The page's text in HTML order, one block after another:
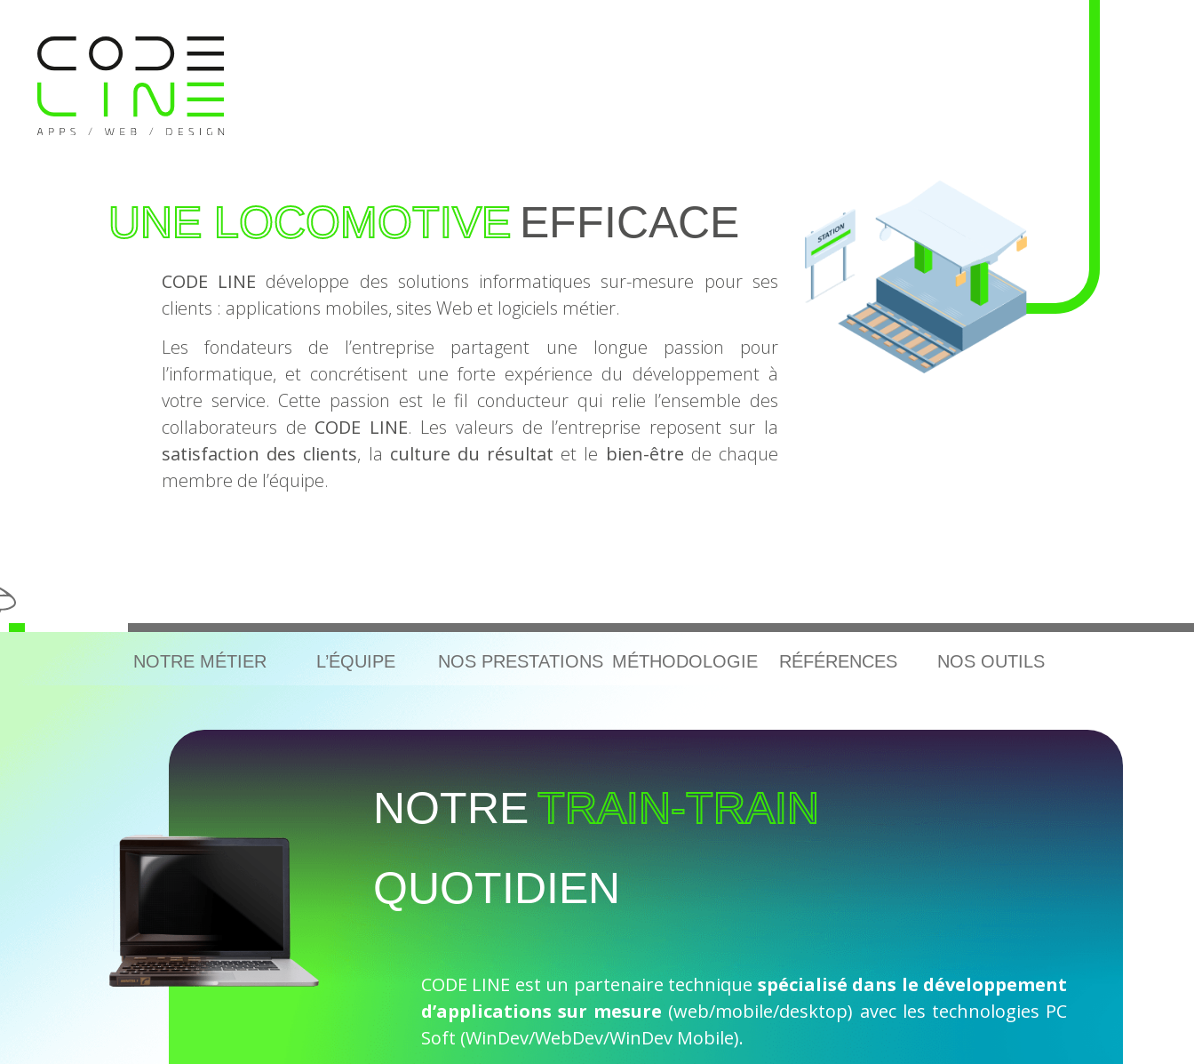
UNE LOCOMOTIVE EFFICACE
CODE LINE développe des solutions informatiques sur-mesure pour ses
clients : applications mobiles, sites Web et logiciels métier.
Les fondateurs de l’entreprise partagent une longue passion pour
l’informatique, et concrétisent une forte expérience du développement à
votre service. Cette passion est le fil conducteur qui relie l’ensemble des
collaborateurs de CODE LINE. Les valeurs de l’entreprise reposent sur la
satisfaction des clients, la culture du résultat et le bien-être de chaque
membre de l’équipe.
NOTRE MÉTIER L’ÉQUIPE NOS PRESTATIONS MÉTHODOLOGIE RÉFÉRENCES NOS OUTILS
NOTRETRAIN-TRAIN
QUOTIDIEN
CODE LINE est un partenaire technique spécialisé dans le développement
d’applications sur mesure (web/mobile/desktop) avec les technologies PC
Soft (WinDev/WebDev/WinDev Mobile).